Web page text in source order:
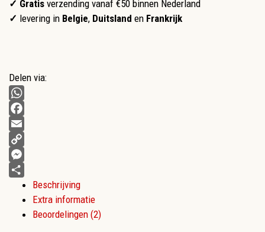
✓ Gratis verzending vanaf €50 binnen Nederland
✓ levering in Belgie, Duitsland en Frankrijk
Delen via:
WhatsApp
Facebook
Email
Copy
Link
Messenger
Delen
Beschrijving
Extra informatie
Beoordelingen (2)